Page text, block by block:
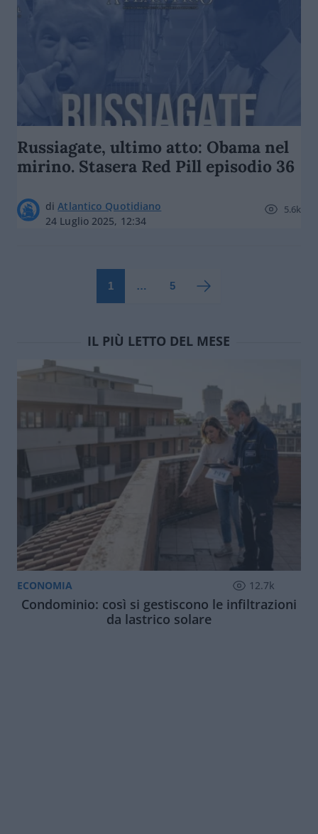
Russiagate, ultimo atto: Obama nel
mirino. Stasera Red Pill episodio 36
diAtlantico Quotidiano
24 Luglio 2025, 12:34
5.6k
1 … 5
IL PIÙ LETTO DEL MESE
ECONOMIA 12.7k
Condominio: così si gestiscono le infiltrazioni
da lastrico solare